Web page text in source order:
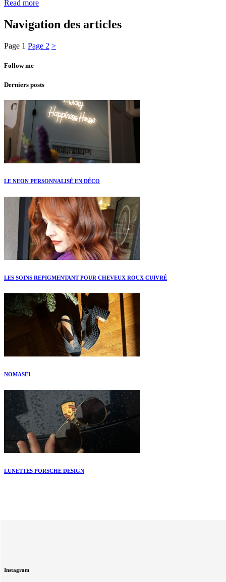
Read more
Navigation des articles
Page 1 Page 2 >
Follow me
Derniers posts
LE NEON PERSONNALISÉ EN DÉCO
LES SOINS REPIGMENTANT POUR CHEVEUX ROUX CUIVRÉ
NOMASEI
LUNETTES PORSCHE DESIGN
Instagram